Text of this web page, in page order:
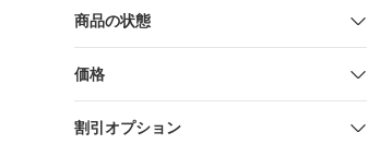
商品の状態
価格
割引オプション